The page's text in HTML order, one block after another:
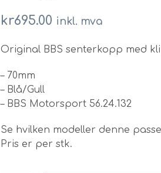
kr695.00 inkl. mva
Original BBS senterkopp med
– 70mm
– Blå/Gull
– BBS Motorsport 56.24.132
Se hvilken modeller denne
Pris er per stk.